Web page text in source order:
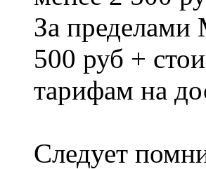
За
500 руб +
тарифам на
Следует